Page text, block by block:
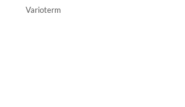
Varioterm